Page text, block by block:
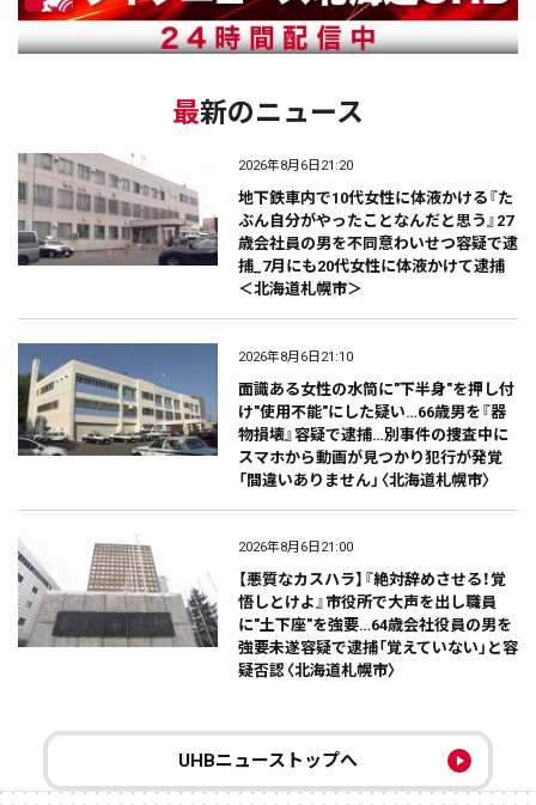
最新のニュース
2026年8月6日21:20
地下鉄車内で10代女性に体液かける『た
ぶん自分がやったことなんだと思う』27
歳会社員の男を不同意わいせつ容疑で逮
捕_7月にも20代女性に体液かけて逮捕
＜北海道札幌市＞
2026年8月6日21:10
面識ある女性の水筒に"下半身"を押し付
け"使用不能"にした疑い…66歳男を『器
物損壊』容疑で逮捕…別事件の捜査中に
スマホから動画が見つかり犯行が発覚
「間違いありません」〈北海道札幌市〉
2026年8月6日21:00
【悪質なカスハラ】『絶対辞めさせる！覚
悟しとけよ』市役所で大声を出し職員
に"土下座"を強要…64歳会社役員の男を
強要未遂容疑で逮捕「覚えていない」と容
疑否認〈北海道札幌市〉
UHBニューストップへ